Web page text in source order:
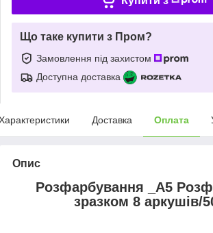
Що таке купити з Пром?
Замовлення під захистом
Доступна доставка
Доставка Оплата
Опис
Розфарбування _А5
зразком 8 аркушів/